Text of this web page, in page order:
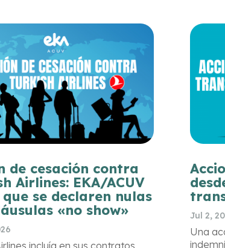
de cesación contra
Airlines: EKA/ACUV
se declaren nulas
«no show»
incluía en sus contratos
Jul 2,
Una